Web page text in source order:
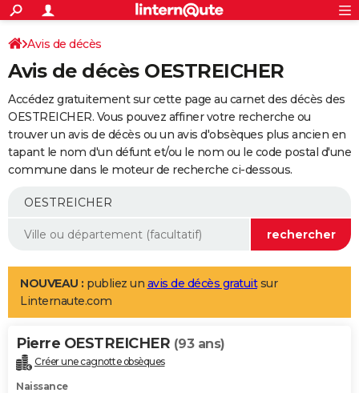
ACTUALITÉS
Politique
Société
Faits Divers
Education
Monde
Villes
+
SPORT
Coupe du monde 2026
Football
Tennis
Cyclisme
Rugby
Forum
Programme TV
TNT
Streaming
Cinéma
Sorties cinéma
Musique
+
FINANCE
Retraite
Epargne
Immobilier
Risques naturels par ville
Assurance
AUTO
Essais
Réserver un essai
Citadines
Berlines
SUV
Forum auto
+
Mobiles
Meilleur smartphone
Internet
Ordinateurs
Jeux vidéo
Guide high-tech
Aménagement intérieur
LIFESTYLE
Art de vivre
Bien-être
Loisirs
Mode
Modes de vie
Alimentation
Guide de la santé
Maladies
Médicaments
Sommeil
VOYAGE
Destinations
City break
Voyage nature
Voyage de noces
Forum
Climat
+PHOTO
Avis de décès
Avis de décès OESTREICHER
Accédez gratuitement sur cette page au carnet des décès des
OESTREICHER. Vous pouvez affiner votre recherche ou
trouver un avis de décès ou un avis d'obsèques plus ancien en
tapant le nom d'un défunt et/ou le nom ou le code postal d'une
commune dans le moteur de recherche ci-dessous.
NOUVEAU : publiez un avis de décès gratuitsur
Linternaute.com
Pierre OESTREICHER (93 ans)
Créer une cagnotte obsèques
Naissance